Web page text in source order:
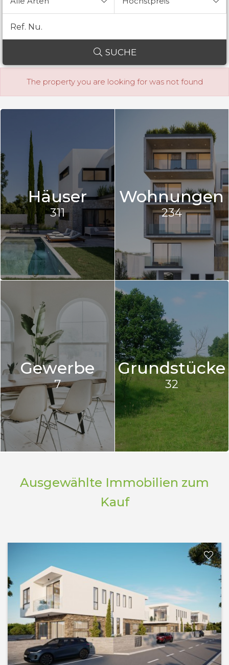
SUCHE
The property you are looking for was not found
Häuser
311
Wohnungen
234
Gewerbe
7
Grundstücke
32
Ausgewählte Immobilien zum
Kauf